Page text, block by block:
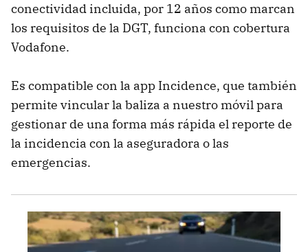
conectividad incluida, por 12 años como marcan
los requisitos de la DGT, funciona con cobertura
Vodafone.
Es compatible con la app Incidence, que también
permite vincular la baliza a nuestro móvil para
gestionar de una forma más rápida el reporte de
la incidencia con la aseguradora o las
emergencias.